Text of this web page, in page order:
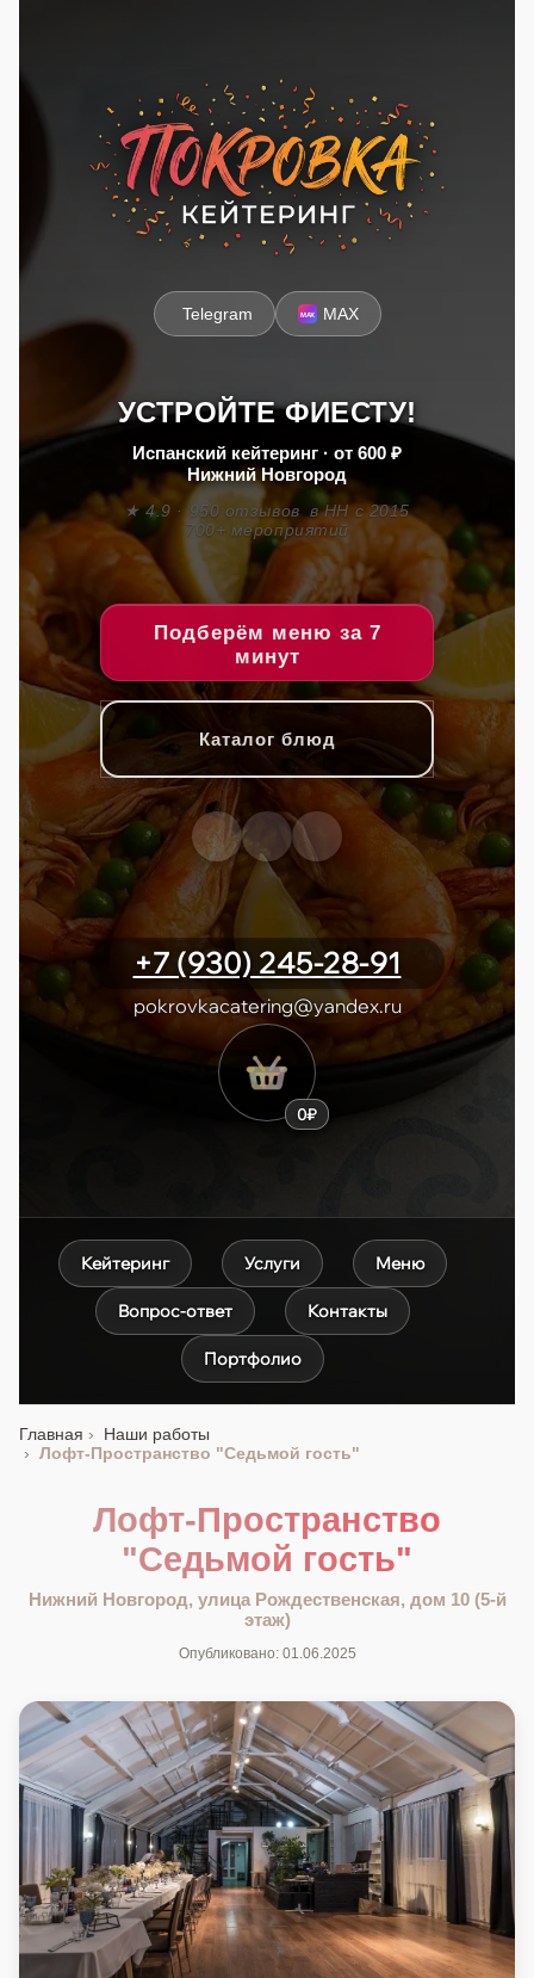
Подберём меню за 7
минут
Каталог блюд
Telegram MAX
УСТРОЙТЕ ФИЕСТУ!
Испанский кейтеринг · от 600 ₽
Нижний Новгород
★ 4.9 · 950 отзывов в НН с 2015
700+ мероприятий
+7 (930) 245-28-91
pokrovkacatering@yandex.ru
0₽
Кейтеринг Услуги Меню
Вопрос-ответ Контакты
Портфолио
Главная
Наши работы
Лофт-Пространство "Седьмой гость"
Лофт-Пространство
"Седьмой гость"
Нижний Новгород, улица Рождественская, дом 10 (5-й
этаж)
Опубликовано: 01.06.2025